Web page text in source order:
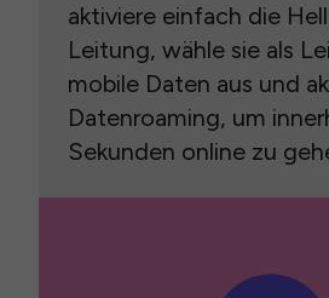
aktiviere einfach die
Leitung, wähle sie als
mobile Daten aus und
Datenroaming, um
Sekunden online zu